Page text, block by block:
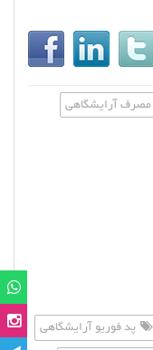
مصرف آرایشگاهی
پد فوریو آرایشگاهی